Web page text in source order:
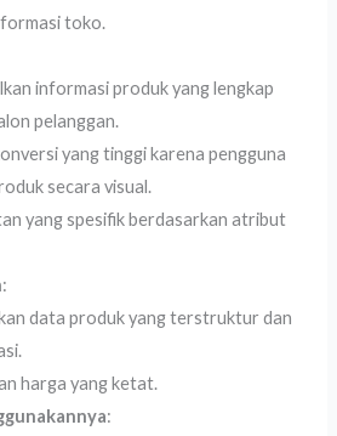
toko.
informasi produk yang lengkap
pelanggan.
yang tinggi karena pengguna
secara visual.
yang spesifik berdasarkan atribut
:
data produk yang terstruktur dan
harga yang ketat.
: